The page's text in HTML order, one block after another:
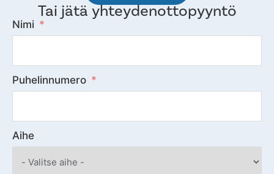
Tai jätä yhteydenottopyyntö
Nimi
Puhelinnumero
Aihe